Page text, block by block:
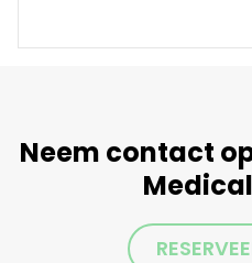
Neem contact